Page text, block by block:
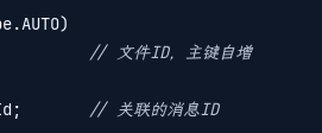
id; // 文件ID，主键自增
// 关联的消息ID